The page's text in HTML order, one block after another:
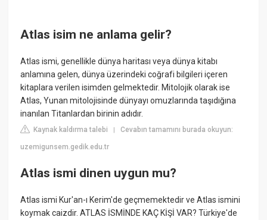
Atlas isim ne anlama gelir?
Atlas ismi, genellikle dünya haritası veya dünya kitabı
anlamına gelen, dünya üzerindeki coğrafi bilgileri içeren
kitaplara verilen isimden gelmektedir. Mitolojik olarak ise
Atlas, Yunan mitolojisinde dünyayı omuzlarında taşıdığına
inanılan Titanlardan birinin adıdır.
Kaynak kaldırma talebi |Cevabın tamamını burada okuyun:
uzemigunsem.gedik.edu.tr
Atlas ismi dinen uygun mu?
Atlas ismi Kur'an-ı Kerim'de geçmemektedir ve Atlas ismini
koymak caizdir. ATLAS İSMİNDE KAÇ KİŞİ VAR? Türkiye'de